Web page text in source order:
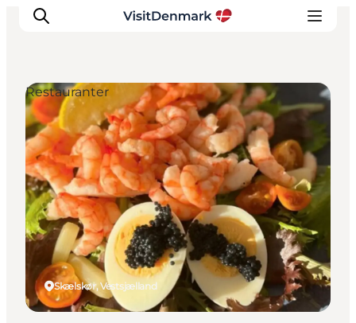
Inspiration
Destinationer
Oplevelser
Overnatning
Planlæg ferien
Skælskør, Vestsjælland
Restauranter